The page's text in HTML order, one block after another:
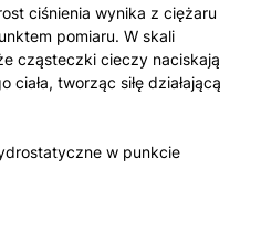
ciśnienia wynika z ciężaru
pomiaru. W skali
cząsteczki cieczy naciskają
tworząc siłę działającą
w punkcie